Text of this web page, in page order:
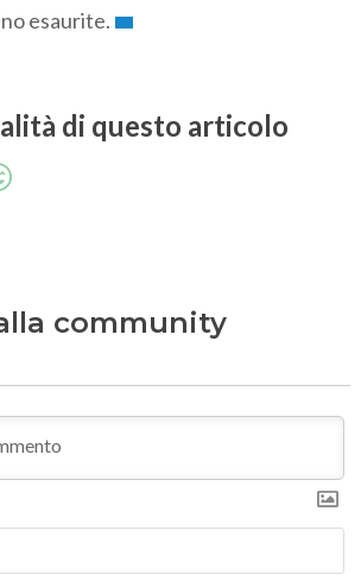
esaurite.
di questo articolo
community